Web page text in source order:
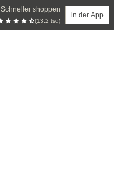
Schneller shoppen
(13.2 tsd)
in der App